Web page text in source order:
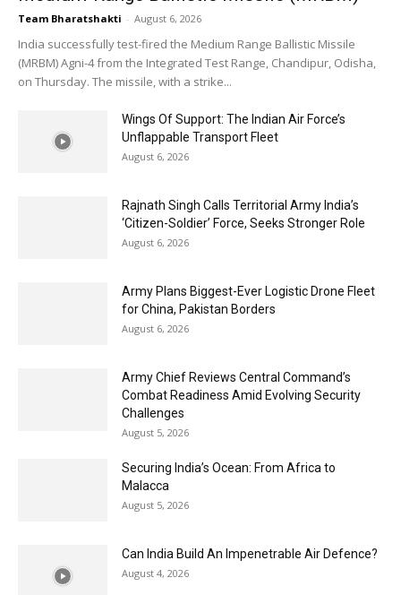
Team Bharatshakti - August 6, 2026
India successfully test-fired the Medium Range Ballistic Missile
(MRBM) Agni-4 from the Integrated Test Range, Chandipur, Odisha,
on Thursday. The missile, with a strike...
Wings Of Support: The Indian Air Force’s
Unflappable Transport Fleet
August 6, 2026
Rajnath Singh Calls Territorial Army India’s
‘Citizen-Soldier’ Force, Seeks Stronger Role
August 6, 2026
Army Plans Biggest-Ever Logistic Drone Fleet
for China, Pakistan Borders
August 6, 2026
Army Chief Reviews Central Command’s
Combat Readiness Amid Evolving Security
Challenges
August 5, 2026
Securing India’s Ocean: From Africa to
Malacca
August 5, 2026
Can India Build An Impenetrable Air Defence?
August 4, 2026